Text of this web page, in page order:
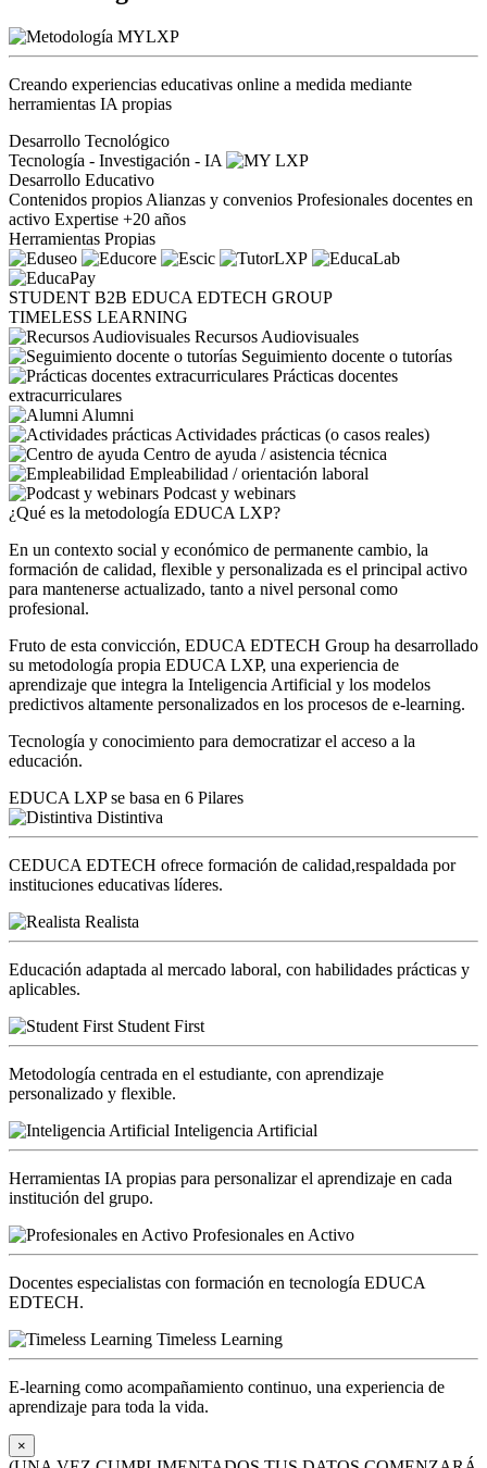
Creando experiencias educativas online a medida mediante
herramientas IA propias
Desarrollo Tecnológico
Tecnología - Investigación - IA
Desarrollo Educativo
Contenidos propios Alianzas y convenios Profesionales docentes en
activo Expertise +20 años
Herramientas Propias
STUDENT B2B EDUCA EDTECH GROUP
TIMELESS LEARNING
Recursos Audiovisuales
Seguimiento docente o tutorías
Prácticas docentes
extracurriculares
Alumni
Actividades prácticas (o casos reales)
Centro de ayuda / asistencia técnica
Empleabilidad / orientación laboral
Podcast y webinars
¿Qué es la metodología EDUCA LXP?
En un contexto social y económico de permanente cambio, la
formación de calidad, flexible y personalizada es el principal activo
para mantenerse actualizado, tanto a nivel personal como
profesional.
Fruto de esta convicción, EDUCA EDTECH Group ha desarrollado
su metodología propia EDUCA LXP, una experiencia de
aprendizaje que integra la Inteligencia Artificial y los modelos
predictivos altamente personalizados en los procesos de e-learning.
Tecnología y conocimiento para democratizar el acceso a la
educación.
EDUCA LXP se basa en 6 Pilares
Distintiva
CEDUCA EDTECH ofrece formación de calidad,respaldada por
instituciones educativas líderes.
Realista
Educación adaptada al mercado laboral, con habilidades prácticas y
aplicables.
Student First
Metodología centrada en el estudiante, con aprendizaje
personalizado y flexible.
Inteligencia Artificial
Herramientas IA propias para personalizar el aprendizaje en cada
institución del grupo.
Profesionales en Activo
Docentes especialistas con formación en tecnología EDUCA
EDTECH.
Timeless Learning
E-learning como acompañamiento continuo, una experiencia de
aprendizaje para toda la vida.
×